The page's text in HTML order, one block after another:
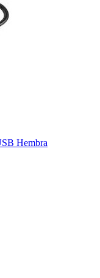
Hembra